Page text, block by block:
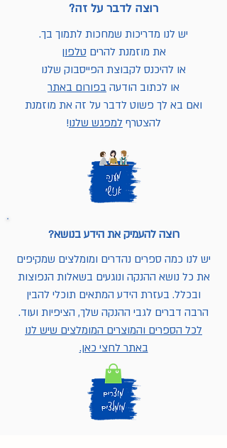
רוצה לדבר על זה?
יש לנו מדריכות שמחכות לתמוך בך.
את מוזמנת להרים טלפון
או להיכנס לקבוצת הפייסבוק שלנו
או לכתוב הודעה בפורום באתר
ואם בא לך פשוט לדבר על זה את מוזמנת
להצטרף למפגש שלנו!
רוצה להעמיק את הידע בנושא?
יש לנו כמה ספרים נהדרים ומומלצים שמקיפים
את כל נושא ההנקה ונוגעים בשאלות הנפוצות
ובכלל. בעזרת הידע המתאים תוכלי להבין
הרבה דברים לגבי ההנקה שלך, הציפיות ועוד.
לכל הספרים והמוצרים המומלצים שיש לנו
באתר לחצי כאן.